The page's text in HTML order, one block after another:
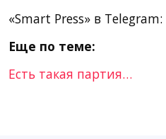
«Smart Press» в Telegram:
Еще по теме:
Есть такая партия…